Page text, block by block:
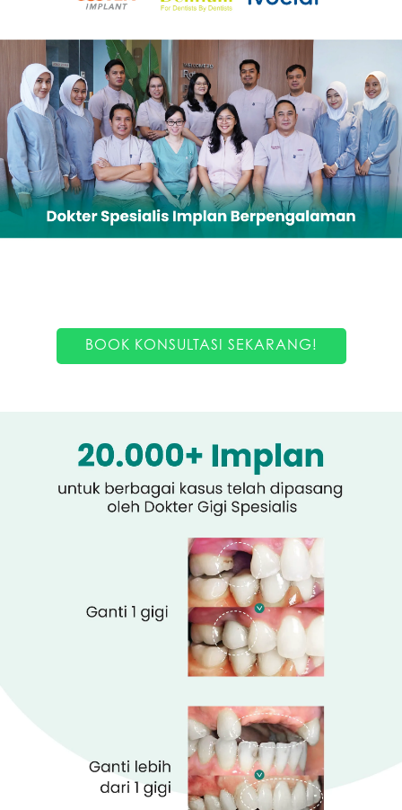
BOOK KONSULTASI SEKARANG!